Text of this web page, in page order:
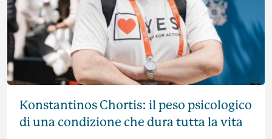
Konstantinos Chortis: il peso psicologico
di una condizione che dura tutta la vita